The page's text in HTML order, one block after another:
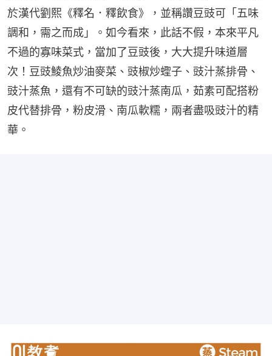
於漢代劉熙《釋名．釋飲食》，並稱讚豆豉可「五味
調和，需之而成」。如今看來，此話不假，本來平凡
不過的寡味菜式，當加了豆豉後，大大提升味道層
次！豆豉鯪魚炒油麥菜、豉椒炒蟶子、豉汁蒸排骨、
豉汁蒸魚，還有不可缺的豉汁蒸南瓜，茹素可配搭粉
皮代替排骨，粉皮滑、南瓜軟糯，兩者盡吸豉汁的精
華。